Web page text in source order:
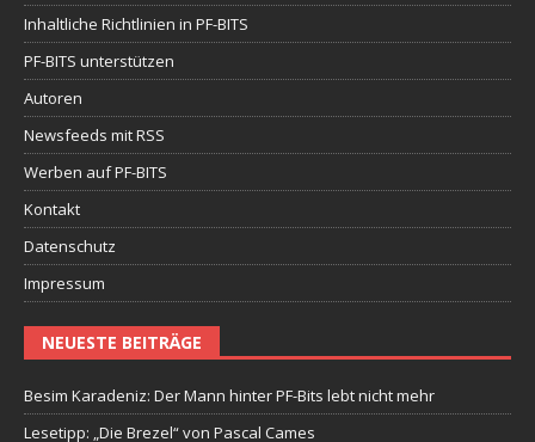
Inhaltliche Richtlinien in PF-BITS
PF-BITS unterstützen
Autoren
Newsfeeds mit RSS
Werben auf PF-BITS
Kontakt
Datenschutz
Impressum
NEUESTE BEITRÄGE
Besim Karadeniz: Der Mann hinter PF-Bits lebt nicht mehr
Lesetipp: „Die Brezel“ von Pascal Cames